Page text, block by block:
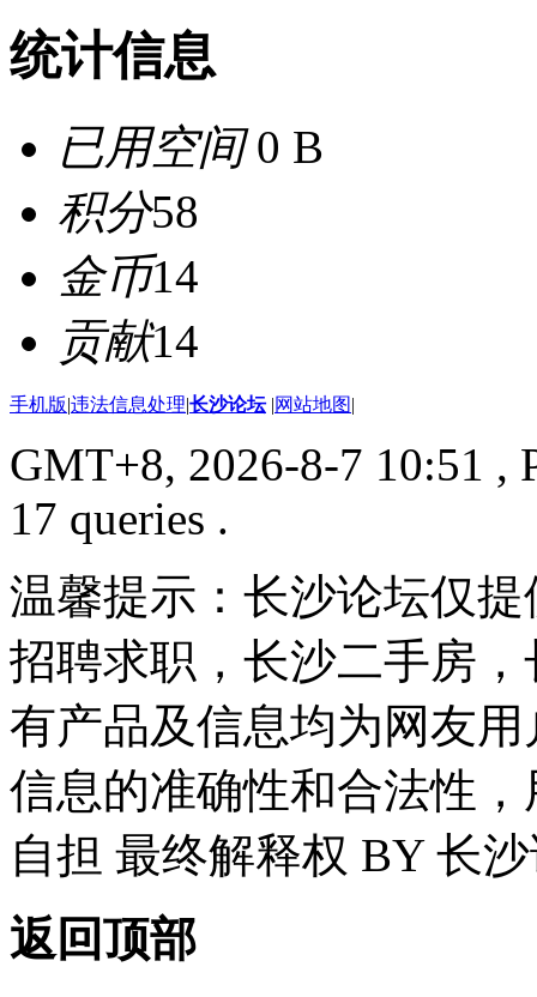
统计信息
已用空间0 B
积分58
金币14
贡献14
手机版|违法信息处理|长沙论坛 |网站地图|
GMT+8, 2026-8-7 10:51 ,
17 queries .
温馨提示：长沙论坛仅
招聘求职，长沙二手房
有产品及信息均为网友
信息的准确性和合法性
自担 最终解释权 BY 长
返回顶部